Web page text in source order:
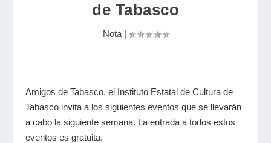
de Tabasco
Nota|
Amigos de Tabasco, el Instituto Estatal de Cultura de
Tabasco invita a los siguientes eventos que se llevarán
a cabo la siguiente semana. La entrada a todos estos
eventos es gratuita.